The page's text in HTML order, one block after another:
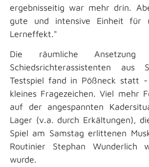
ergebnisseitig war mehr drin.
gute und intensive Einheit für
Lerneffekt."
Die räumliche Ansetzung
Schiedsrichterassistenten
Testspiel fand in Pößneck statt
kleines Fragezeichen. Viel mehr
auf der angespannten
Lager (v.a. durch Erkältungen),
Spiel am Samstag erlittenen
Routinier Stephan Wunderlich
wurde.